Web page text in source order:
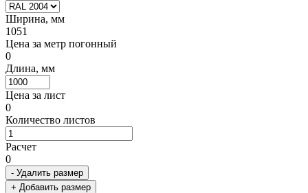
Ширина, мм
1051
Цена за метр погонный
0
Длина, мм
Цена за лист
0
Количество листов
Расчет
0
- Удалить размер
+ Добавить размер